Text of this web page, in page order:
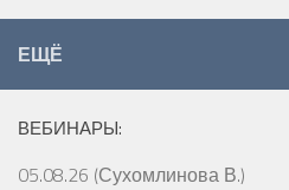
ЕЩЁ
ВЕБИНАРЫ:
05.08.26 (Сухомлинова В.)